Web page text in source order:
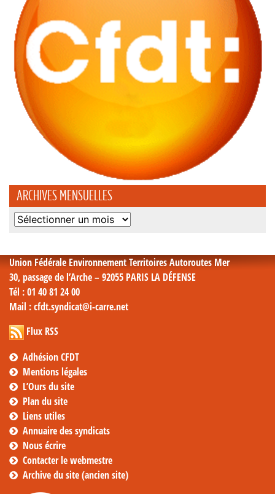
ARCHIVES MENSUELLES
Archives
Union Fédérale Environnement Territoires Autoroutes Mer
30, passage de l’Arche – 92055 PARIS LA DÉFENSE
Tél : 01 40 81 24 00
Mail : cfdt.syndicat@i-carre.net
Flux RSS
Adhésion CFDT
Mentions légales
L’Ours du site
Plan du site
Liens utiles
Annuaire des syndicats
Nous écrire
Contacter le webmestre
Archive du site (ancien site)